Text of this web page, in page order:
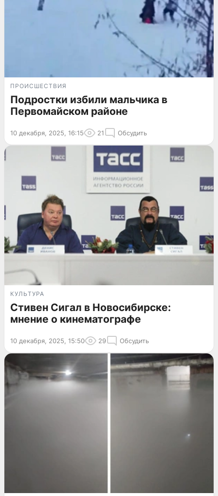
ПРОИСШЕСТВИЯ
Подростки избили мальчика в
Первомайском районе
10 декабря, 2025, 16:15 21 Обсудить
КУЛЬТУРА
Стивен Сигал в Новосибирске:
мнение о кинематографе
10 декабря, 2025, 15:50 29 Обсудить